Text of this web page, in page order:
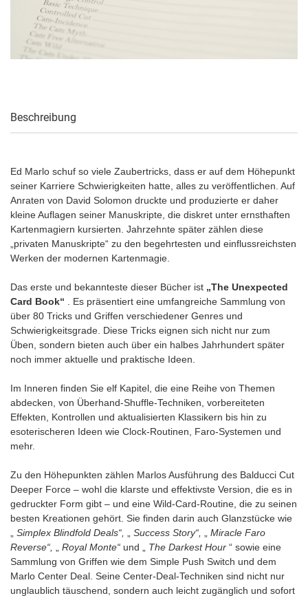
Beschreibung
Ed Marlo schuf so viele Zaubertricks, dass er auf dem Höhepunkt
seiner Karriere Schwierigkeiten hatte, alles zu veröffentlichen. Auf
Anraten von David Solomon druckte und produzierte er daher
kleine Auflagen seiner Manuskripte, die diskret unter ernsthaften
Kartenmagiern kursierten. Jahrzehnte später zählen diese
„privaten Manuskripte“ zu den begehrtesten und einflussreichsten
Werken der modernen Kartenmagie.
Das erste und bekannteste dieser Bücher ist „The Unexpected
Card Book“ . Es präsentiert eine umfangreiche Sammlung von
über 80 Tricks und Griffen verschiedener Genres und
Schwierigkeitsgrade. Diese Tricks eignen sich nicht nur zum
Üben, sondern bieten auch über ein halbes Jahrhundert später
noch immer aktuelle und praktische Ideen.
Im Inneren finden Sie elf Kapitel, die eine Reihe von Themen
abdecken, von Überhand-Shuffle-Techniken, vorbereiteten
Effekten, Kontrollen und aktualisierten Klassikern bis hin zu
esoterischeren Ideen wie Clock-Routinen, Faro-Systemen und
mehr.
Zu den Höhepunkten zählen Marlos Ausführung des Balducci Cut
Deeper Force – wohl die klarste und effektivste Version, die es in
gedruckter Form gibt – und eine Wild-Card-Routine, die zu seinen
besten Kreationen gehört. Sie finden darin auch Glanzstücke wie
Simplex Blindfold Deals“, Success Story“,
Miracle Faro
Reverse“,
Royal Monte“ und „ The Darkest Hour “ sowie eine
Sammlung von Griffen wie dem Simple Push Switch und dem
Marlo Center Deal. Seine Center-Deal-Techniken sind nicht nur
unglaublich täuschend, sondern auch leicht zugänglich und sofort